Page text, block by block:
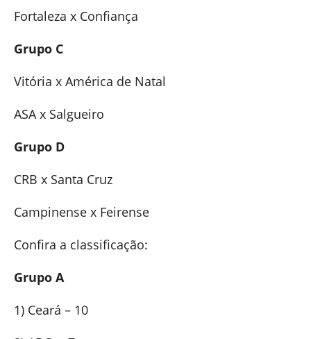
Fortaleza x Confiança
Grupo C
Vitória x América de Natal
ASA x Salgueiro
Grupo D
CRB x Santa Cruz
Campinense x Feirense
Confira a classificação:
Grupo A
1) Ceará – 10